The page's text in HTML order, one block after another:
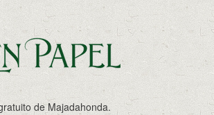
de Majadahonda.